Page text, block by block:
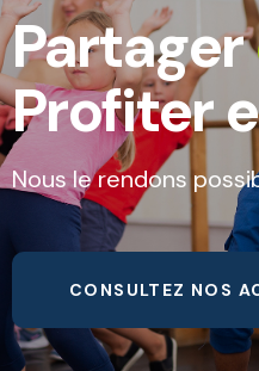
Partager
Profiter
Nous le rendons
CONSULTEZ NOS